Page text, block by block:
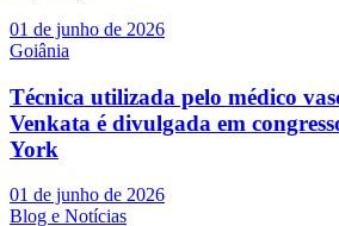
01 de junho de 2026
Goiânia
Técnica utilizada pelo médico
Venkata é divulgada em
York
01 de junho de 2026
Blog e Notícias